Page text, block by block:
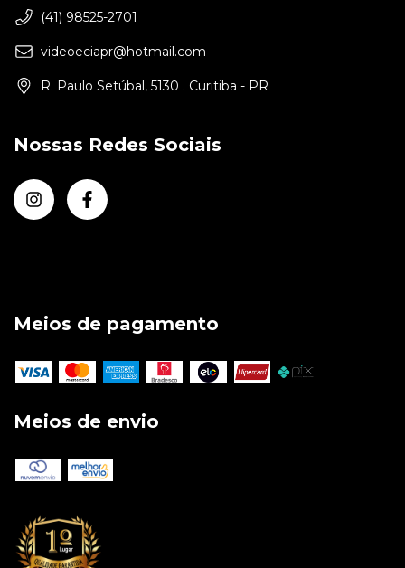
(41) 98525-2701
videoeciapr@hotmail.com
R. Paulo Setúbal, 5130 . Curitiba - PR
Nossas Redes Sociais
Meios de pagamento
Meios de envio